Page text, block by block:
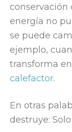
conservación
energía no
se puede
ejemplo,
transforma
calefactor.
En otras
destruye: